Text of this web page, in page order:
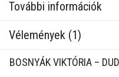
További információk
Vélemények (1)
BOSNYÁK VIKTÓRIA –